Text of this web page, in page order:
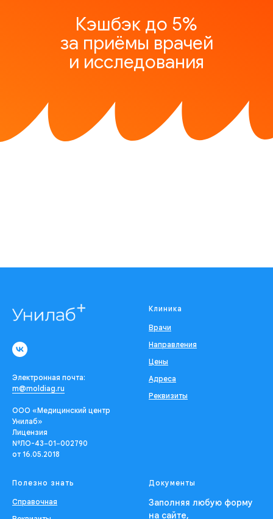
Кэшбэк до 5%
за приёмы врачей
и исследования
Электронная почта:
m@moldiag.ru
ООО «Медицинский центр
Унилаб»
Лицензия
№ЛО-43−01−002790
от 16.05.2018
Клиника
Врачи
Направления
Цены
Адреса
Реквизиты
Полезно знать
Справочная
Документы
Заполняя любую форму
на сайте,